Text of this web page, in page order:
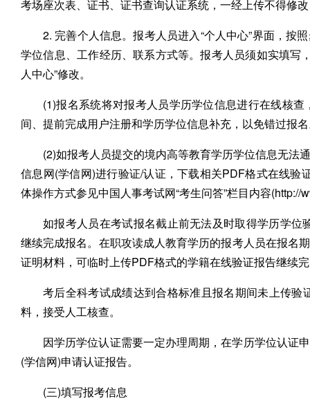
考场座次表、证书、证书查询认证系统，一经上传不得修
2. 完善个人信息。报考人员进入“个人中心”界面，按
学位信息、工作经历、联系方式等。报考人员须如实填写
人中心”修改。
(1)报名系统将对报考人员学历学位信息进行在线核
间、提前完成用户注册和学历学位信息补充，以免错过报
(2)如报考人员提交的境内高等教育学历学位信息无法
信息网(学信网)进行验证/认证，下载相关PDF格式在线
体操作方式参见中国人事考试网“考生问答”栏目内容
如报考人员在考试报名截止前无法及时取得学历学
继续完成报名。在职攻读成人教育学历的报考人员在报名
证明材料，可临时上传PDF格式的学籍在线验证报告继续
考后全科考试成绩达到合格标准且报名期间未上传
料，接受人工核查。
因学历学位认证需要一定办理周期，在学历学位认证
(学信网)申请认证报告。
(三)填写报考信息